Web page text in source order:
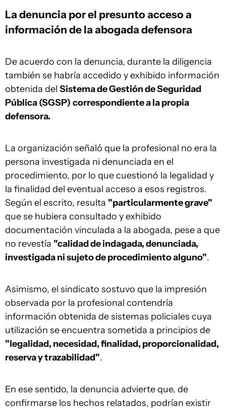
La denuncia por el presunto acceso a
información de la abogada defensora
De acuerdo con la denuncia, durante la diligencia
también se habría accedido y exhibido información
obtenida del Sistema de Gestión de Seguridad
Pública (SGSP) correspondiente a la propia
defensora.
La organización señaló que la profesional no era la
persona investigada ni denunciada en el
procedimiento, por lo que cuestionó la legalidad y
la finalidad del eventual acceso a esos registros.
Según el escrito, resulta "particularmente grave"
que se hubiera consultado y exhibido
documentación vinculada a la abogada, pese a que
no revestía "calidad de indagada, denunciada,
investigada ni sujeto de procedimiento alguno".
Asimismo, el sindicato sostuvo que la impresión
observada por la profesional contendría
información obtenida de sistemas policiales cuya
utilización se encuentra sometida a principios de
"legalidad, necesidad, finalidad, proporcionalidad,
reserva y trazabilidad".
En ese sentido, la denuncia advierte que, de
confirmarse los hechos relatados, podrían existir